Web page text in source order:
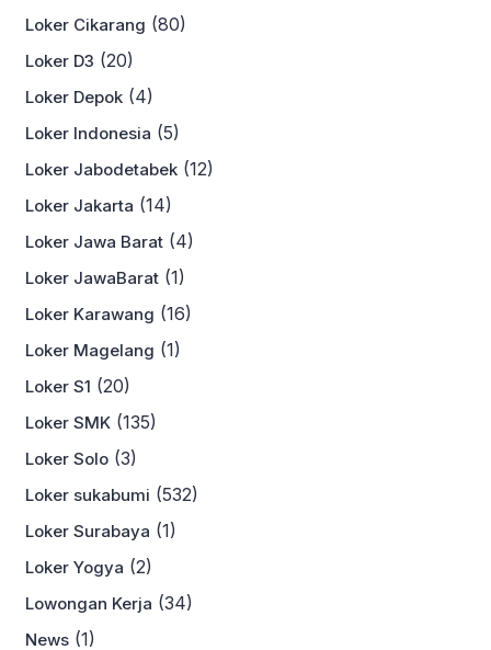
Loker Cikarang (80)
Loker D3 (20)
Loker Depok (4)
Loker Indonesia (5)
Loker Jabodetabek (12)
Loker Jakarta (14)
Loker Jawa Barat (4)
Loker JawaBarat (1)
Loker Karawang (16)
Loker Magelang (1)
Loker S1 (20)
Loker SMK (135)
Loker Solo (3)
Loker sukabumi (532)
Loker Surabaya (1)
Loker Yogya (2)
Lowongan Kerja (34)
News (1)